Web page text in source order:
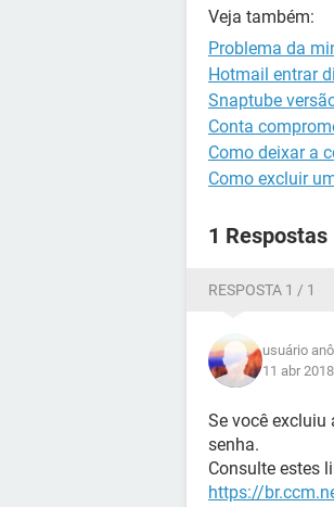
Veja também:
Problema da
Hotmail entrar
Snaptube
Conta
Como deixar a
Como excluir
1 Respostas
RESPOSTA 1 / 1
usuário
11 abr
Se você excluiu
senha.
Consulte estes
https://